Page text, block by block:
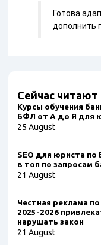
Готова
дополнить
Сейчас читают
Курсы обучения
БФЛ от А до Я для
25 August
SEO для юриста
в топ по запросам
21 August
Честная реклама
2025-2026
нарушать закон
21 August